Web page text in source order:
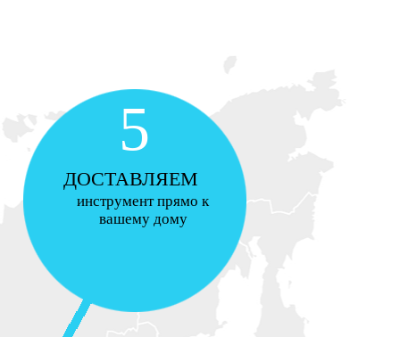
5
ДОСТАВЛЯЕМ
инструмент прямо к
вашему дому